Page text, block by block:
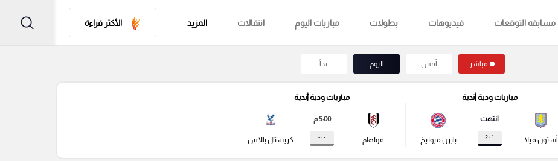
مسابقه التوقعات فيديوهات بطولات مباريات اليوم انتقالات المزيد الأكثر قراءة
مباشر أمس اليوم غداً
مباريات ودية أندية
أستون فيلا
انتهت
1 : 2 بايرن ميونيخ
مباريات ودية أندية
فولهام
5:00 م
- : - كريستال بالاس